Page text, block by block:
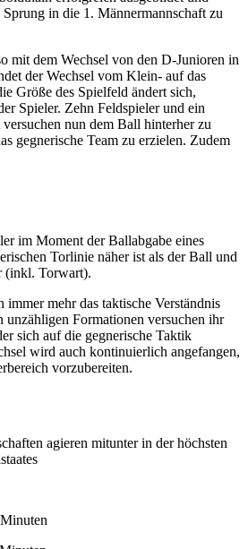
in die 1. Männermannschaft zu
mit dem Wechsel von den D-Junioren in
der Wechsel vom Klein- auf das
Größe des Spielfeld ändert sich,
Spieler. Zehn Feldspieler und ein
nun dem Ball hinterher zu
gegnerische Team zu erzielen. Zudem
im Moment der Ballabgabe eines
Torlinie näher ist als der Ball und
(inkl. Torwart).
mehr das taktische Verständnis
Formationen versuchen ihr
sich auf die gegnerische Taktik
wird auch kontinuierlich angefangen,
vorzubereiten.
agieren mitunter in der höchsten